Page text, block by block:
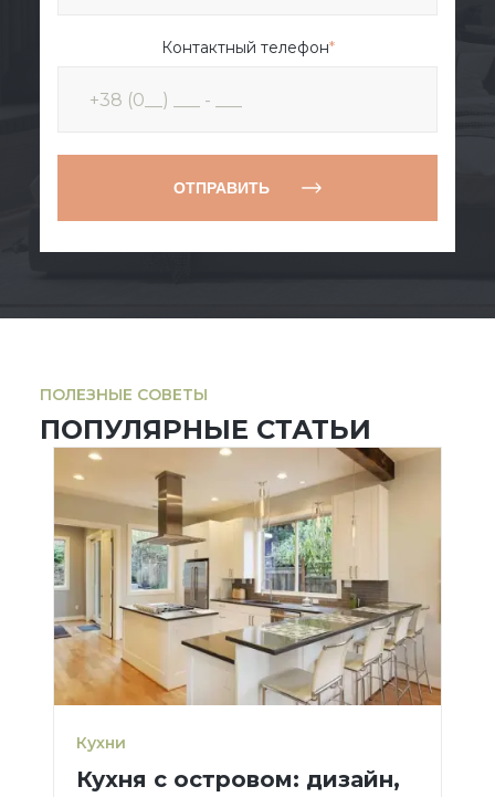
Контактный телефон*
ОТПРАВИТЬ
ПОЛЕЗНЫЕ СОВЕТЫ
ПОПУЛЯРНЫЕ СТАТЬИ
Кухни
Кухня с островом: дизайн,